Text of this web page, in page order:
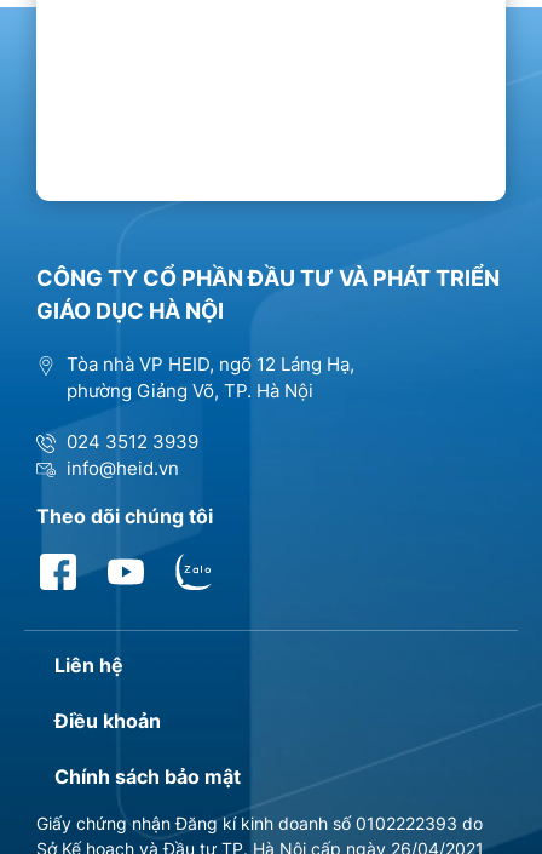
CÔNG TY CỔ PHẦN ĐẦU TƯ VÀ PHÁT TRIỂN
GIÁO DỤC HÀ NỘI
Tòa nhà VP HEID, ngõ 12 Láng Hạ,
phường Giảng Võ, TP. Hà Nội
024 3512 3939
info@heid.vn
Theo dõi chúng tôi
Liên hệ
Điều khoản
Chính sách bảo mật
Giấy chứng nhận Đăng kí kinh doanh số 0102222393 do
Sở Kế hoạch và Đầu tư TP. Hà Nội cấp ngày 26/04/2021